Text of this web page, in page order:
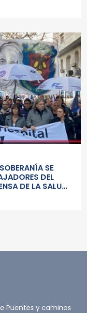
SE
DEL
DE LA SALUD
Puentes y caminos